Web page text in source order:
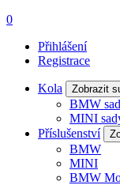
0
Přihlášení
Registrace
Kola Zobrazit
BMW
MINI
Příslušenství
BMW
MINI
BMW